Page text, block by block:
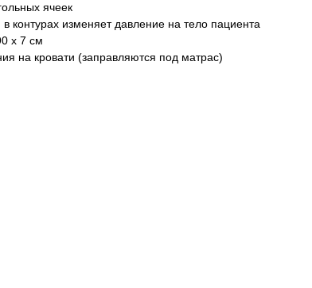
ячеек
изменяет давление на тело пациента
х 7 см
на кровати (заправляются под матрас)